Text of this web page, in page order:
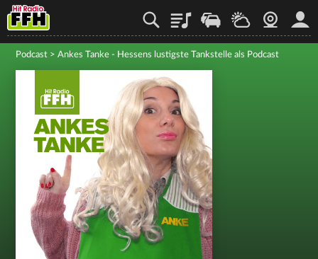
PlaylistStaupilotWetterWebcam
Podcast > Ankes Tanke - Hessens lustigste Tankstelle als Podcast